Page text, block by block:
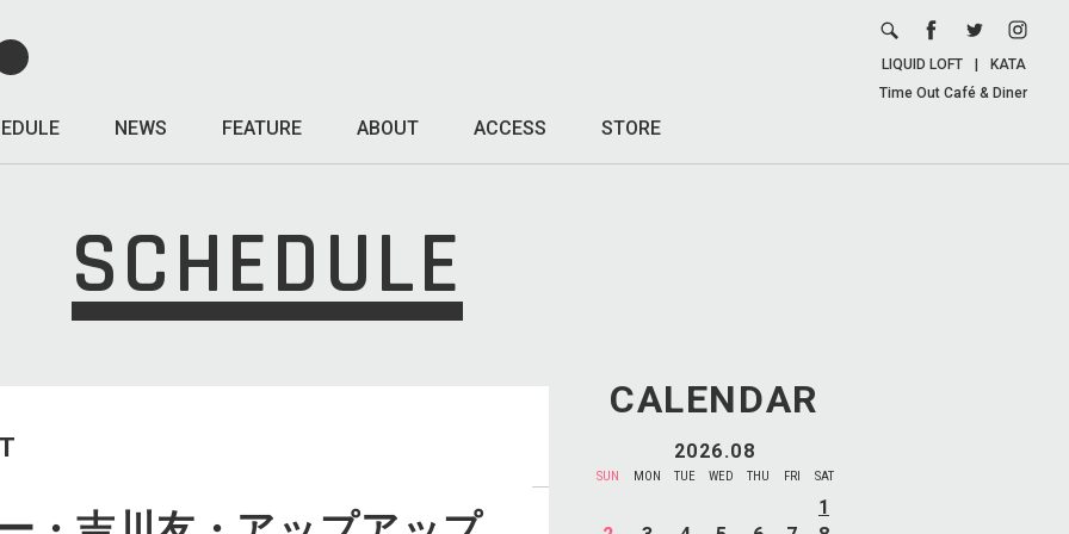
NEWS FEATURE ABOUT ACCESS STORE
LIQUID LOFT
KATA
Time Out Café & Diner
SCHEDULE
CALENDAR
2026.08
SUN MON TUE WED THU FRI SAT
1